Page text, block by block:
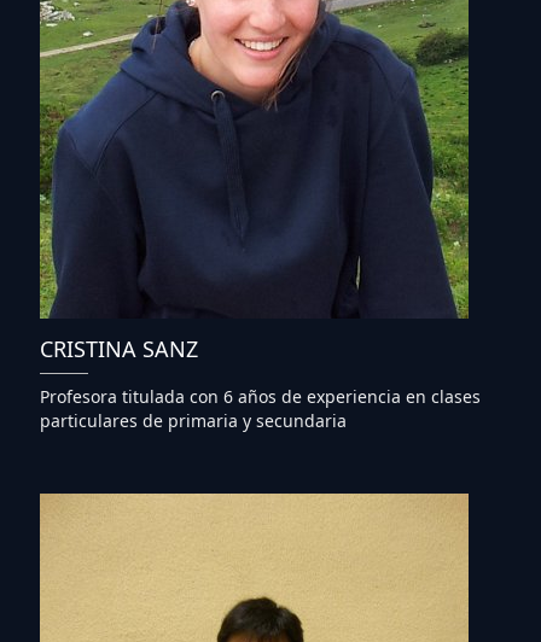
CRISTINA SANZ
Profesora titulada con 6 años de experiencia en clases
particulares de primaria y secundaria